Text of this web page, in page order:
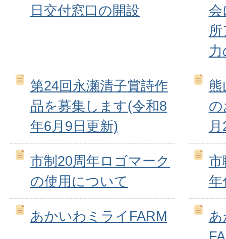
日交付窓口の開設
会
第24回永瀬清子賞詩作
品を募集します(令和8
年6月9日更新)
熊
市制20周年ロゴマーク
の使用について
市
年
あかいわミライFARM